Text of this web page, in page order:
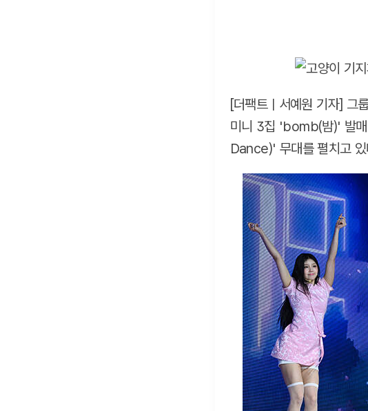
[더팩트ㅣ서예원 기자] 그
미니 3집 'bomb(밤)' 발매
Dance)' 무대를 펼치고